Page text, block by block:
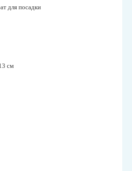
для посадки
см